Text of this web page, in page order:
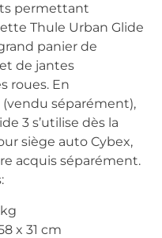
permettant
Thule Urban Glide
panier de
de jantes
roues. En
séparément),
3 s’utilise dès la
siège auto Cybex,
acquis séparément.
x 31 cm